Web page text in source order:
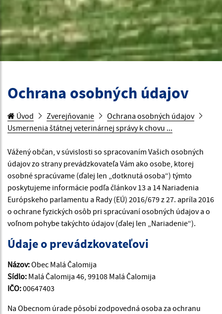
Ochrana osobných údajov
Úvod Zverejňovanie
Ochrana osobných údajov
Usmernenia štátnej veterinárnej správy k chovu ...
Vážený občan, v súvislosti so spracovaním Vašich osobných
údajov zo strany prevádzkovateľa Vám ako osobe, ktorej
osobné spracúvame (ďalej len „dotknutá osoba“) týmto
poskytujeme informácie podľa článkov 13 a 14 Nariadenia
Európskeho parlamentu a Rady (EÚ) 2016/679 z 27. apríla 2016
o ochrane fyzických osôb pri spracúvaní osobných údajov a o
voľnom pohybe takýchto údajov (ďalej len „Nariadenie“).
Údaje o prevádzkovateľovi
Názov:Obec Malá Čalomija
Sídlo: Malá Čalomija 46, 99108 Malá Čalomija
IČO:00647403
Na Obecnom úrade pôsobí zodpovedná osoba za ochranu